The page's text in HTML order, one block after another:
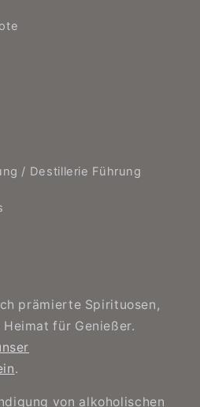
/ Destillerie Führung
prämierte Spirituosen,
für Genießer.
.
von alkoholischen